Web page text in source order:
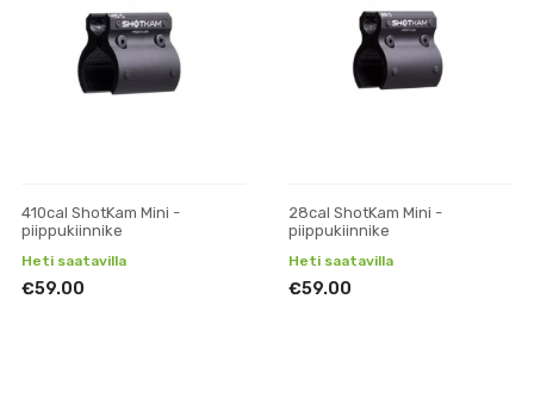
410cal ShotKam Mini -
piippukiinnike
Heti saatavilla
€59.00
28cal ShotKam Mini -
piippukiinnike
Heti saatavilla
€59.00